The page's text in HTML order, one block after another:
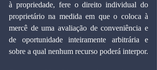
à propriedade, fere o direito individual do
proprietário na medida em que o coloca à
mercê de uma avaliação de conveniência e
de oportunidade inteiramente arbitrária e
sobre a qual nenhum recurso poderá interpor.